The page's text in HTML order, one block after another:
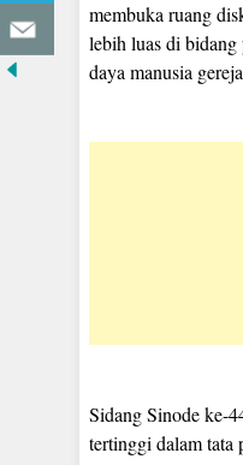
membuka ruang
lebih luas di bidang
daya manusia
Sidang Sinode ke-
tertinggi dalam tata